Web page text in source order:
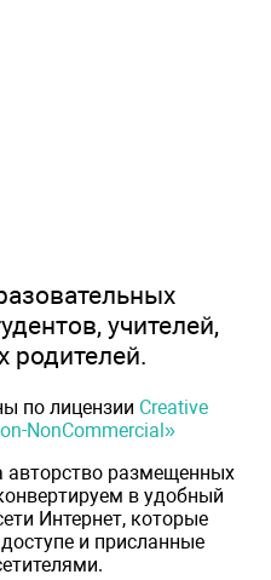
учителей,
родителей.
по лицензии Creative
NonCommercial»
авторство размещенных
в удобный
Интернет, которые
и присланные